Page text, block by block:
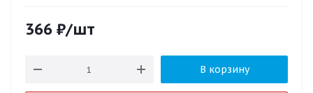
366 ₽/шт
В корзину